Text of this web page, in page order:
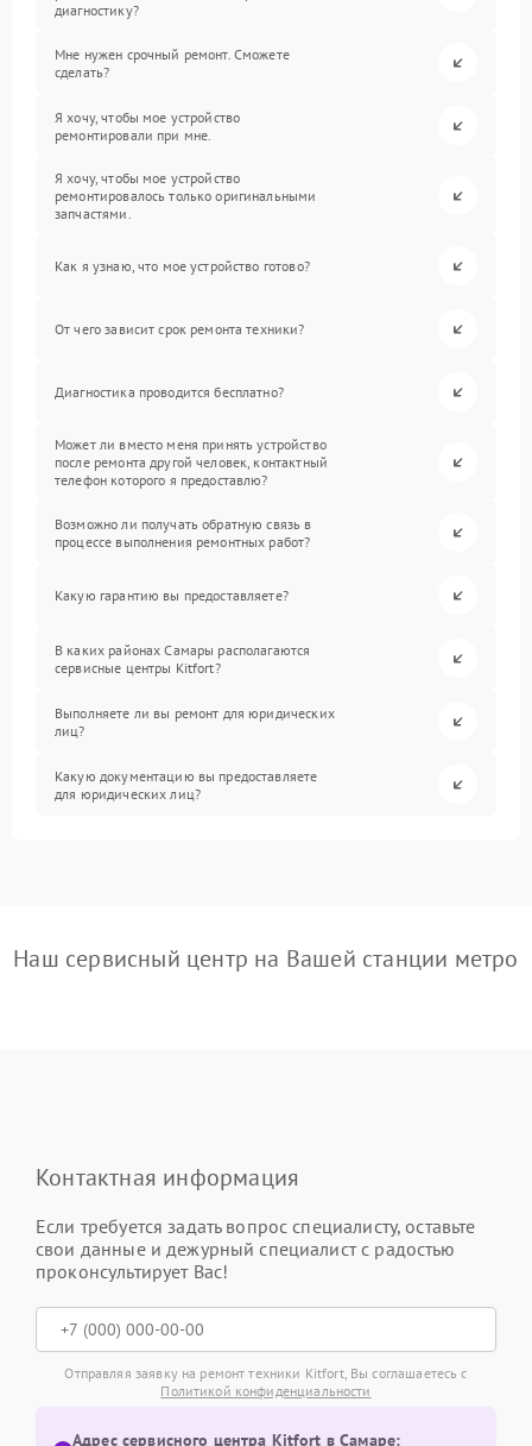
диагностику?
Мне нужен срочный ремонт. Сможете
сделать?
Я хочу, чтобы мое устройство
ремонтировали при мне.
Я хочу, чтобы мое устройство
ремонтировалось только оригинальными
запчастями.
Как я узнаю, что мое устройство готово?
От чего зависит срок ремонта техники?
Диагностика проводится бесплатно?
Может ли вместо меня принять устройство
после ремонта другой человек, контактный
телефон которого я предоставлю?
Возможно ли получать обратную связь в
процессе выполнения ремонтных работ?
Какую гарантию вы предоставляете?
В каких районах Самары располагаются
сервисные центры Kitfort?
Выполняете ли вы ремонт для юридических
лиц?
Какую документацию вы предоставляете
для юридических лиц?
Наш сервисный центр на Вашей станции метро
Контактная информация
Если требуется задать вопрос специалисту, оставьте
свои данные и дежурный специалист с радостью
проконсультирует Вас!
Отправляя заявку на ремонт техники Kitfort, Вы соглашаетесь с
Политикой конфиденциальности
Адрес сервисного центра Kitfort в Самаре: